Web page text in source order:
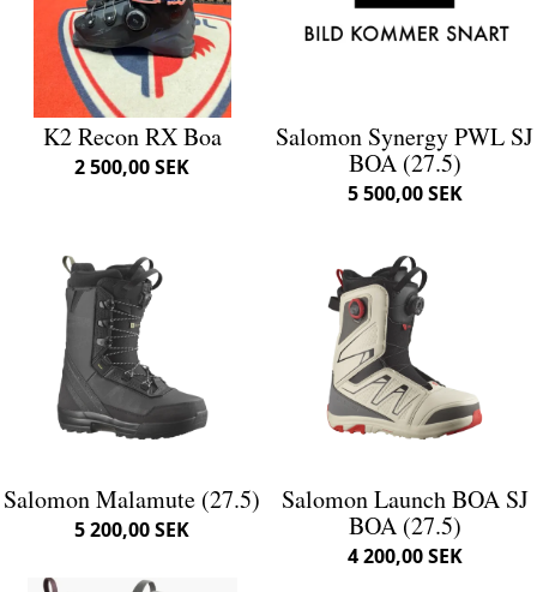
K2 Recon RX Boa
2 500,00 SEK
Salomon Synergy PWL SJ
BOA (27.5)
5 500,00 SEK
Salomon Malamute (27.5)
5 200,00 SEK
Salomon Launch BOA SJ
BOA (27.5)
4 200,00 SEK